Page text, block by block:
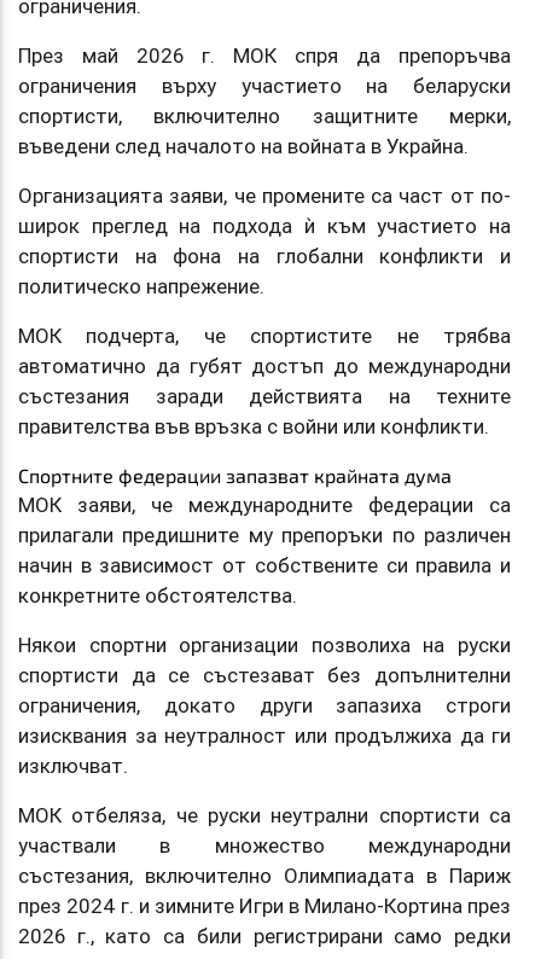
ограничения.
През май 2026 г. МОК спря да препоръчва
ограничения върху участието на беларуски
спортисти, включително защитните мерки,
въведени след началото на войната в Украйна.
Организацията заяви, че промените са част от по-
широк преглед на подхода ѝ към участието на
спортисти на фона на глобални конфликти и
политическо напрежение.
МОК подчерта, че спортистите не трябва
автоматично да губят достъп до международни
състезания заради действията на техните
правителства във връзка с войни или конфликти.
Спортните федерации запазват крайната дума
МОК заяви, че международните федерации са
прилагали предишните му препоръки по различен
начин в зависимост от собствените си правила и
конкретните обстоятелства.
Някои спортни организации позволиха на руски
спортисти да се състезават без допълнителни
ограничения, докато други запазиха строги
изисквания за неутралност или продължиха да ги
изключват.
МОК отбеляза, че руски неутрални спортисти са
участвали в множество международни
състезания, включително Олимпиадата в Париж
през 2024 г. и зимните Игри в Милано-Кортина през
2026 г., като са били регистрирани само редки